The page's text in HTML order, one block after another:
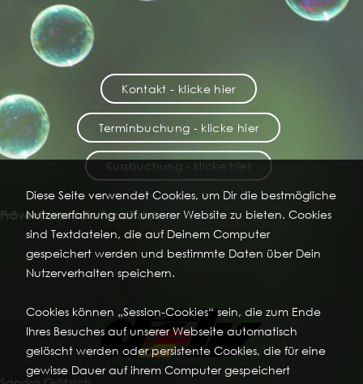
Diese Seite verwendet Cookies, um Dir die bestmögliche
Nutzererfahrung auf unserer Website zu bieten. Cookies
sind Textdateien, die auf Deinem Computer
gespeichert werden und bestimmte Daten über Dein
Nutzerverhalten speichern.
Cookies können „Session-Cookies“ sein, die zum Ende
Ihres Besuches auf unserer Webseite automatisch
gelöscht werden oder persistente Cookies, die für eine
gewisse Dauer auf ihrem Computer gespeichert
Kontakt - klicke hier
Terminbuchung - klicke hier
Kursbuchung - klicke hier
Präventionsstudio FoodFidel